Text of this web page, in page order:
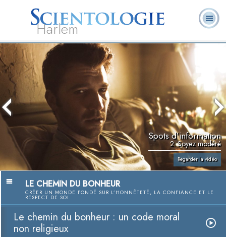
Harlem
À
notre
sujet
L. Ron Hubbard
Qu’est-ce que la
Scientologie ?
Foire aux
questions
Spots d’information
2. Soyez modéré
Regarder la vidéo
LE CHEMIN DU BONHEUR
CRÉER UN MONDE FONDÉ SUR L’HONNÊTETÉ, LA CONFIANCE ET LE
RESPECT DE SOI
Le chemin du bonheur : un code moral
non religieux